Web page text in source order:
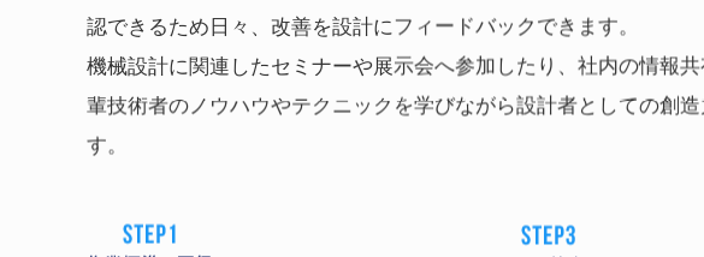
認できるため日々、改善を設計にフィードバックできます。
機械設計に関連したセミナーや展示会へ参加したり、社内の情報
輩技術者のノウハウやテクニックを学びながら設計者としての創造
す。